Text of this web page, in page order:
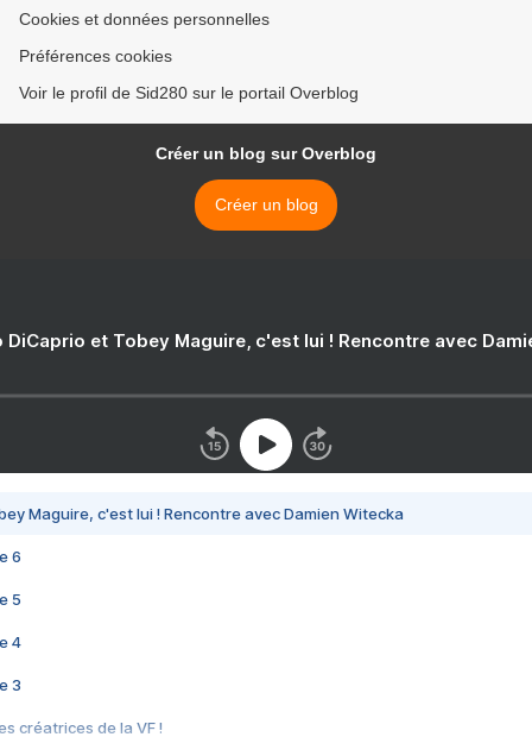
Cookies et données personnelles
Préférences cookies
Voir le profil de Sid280 sur le portail Overblog
Créer un blog sur Overblog
Créer un blog
DiCaprio et Tobey Maguire, c'est lui ! Rencontre avec
Maguire, c'est lui ! Rencontre avec Damien Witecka
6
5
4
3
créatrices de la VF !